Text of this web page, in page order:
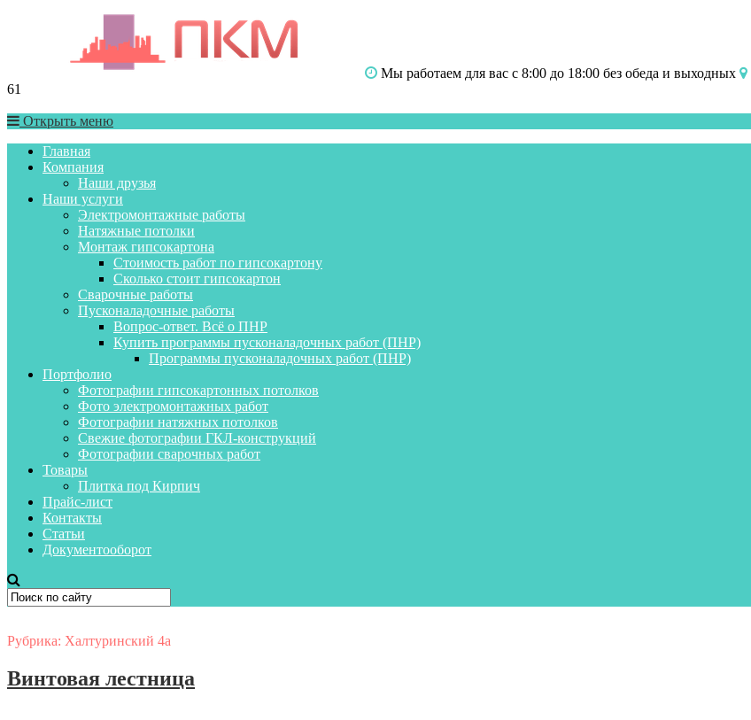
Мы работаем для вас с 8:00 до 18:00 без обеда и выходных
61
Открыть меню
Главная
Компания
Наши друзья
Наши услуги
Электромонтажные работы
Натяжные потолки
Монтаж гипсокартона
Стоимость работ по гипсокартону
Сколько стоит гипсокартон
Сварочные работы
Пусконаладочные работы
Вопрос-ответ. Всё о ПНР
Купить программы пусконаладочных работ (ПНР)
Программы пусконаладочных работ (ПНР)
Портфолио
Фотографии гипсокартонных потолков
Фото электромонтажных работ
Фотографии натяжных потолков
Свежие фотографии ГКЛ-конструкций
Фотографии сварочных работ
Товары
Плитка под Кирпич
Прайс-лист
Контакты
Статьи
Документооборот
Рубрика: Халтуринский 4а
Винтовая лестница